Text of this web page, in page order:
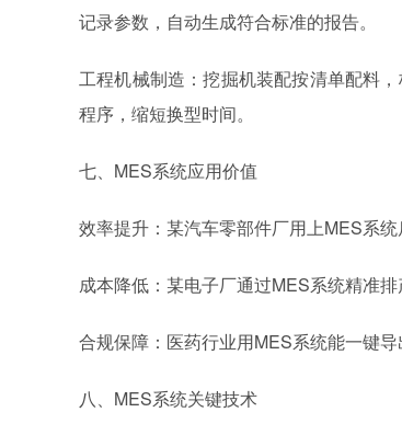
记录参数，自动生成符合标准的报告。
工程机械制造：挖掘机装配按清单配料
程序，缩短换型时间。
七、MES系统应用价值
效率提升：某汽车零部件厂用上MES系统
成本降低：某电子厂通过MES系统精准排
合规保障：医药行业用MES系统能一键导
八、MES系统关键技术